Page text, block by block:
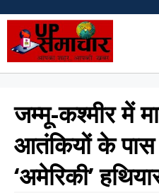
content
जम्मू-कश्मीर में
आतंकियों के
‘अमेरिकी’